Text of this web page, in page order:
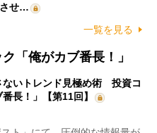
せ…
一覧を見る
「俺がカブ番長！」
ないトレンド見極め術 投資コ
長！」【第11回】